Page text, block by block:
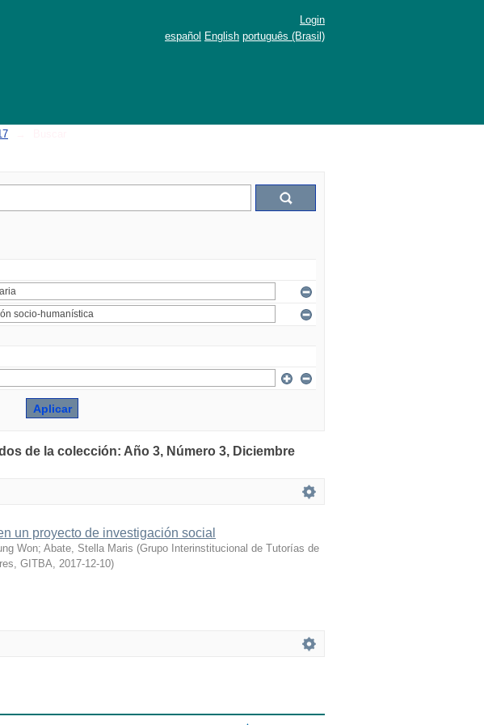
Login
español English português (Brasil)
de la colección: Año 3, Número 3, Diciembre
un proyecto de investigación social
Won; Abate, Stella Maris (Grupo Interinstitucional de Tutorías de
GITBA, 2017-12-10)